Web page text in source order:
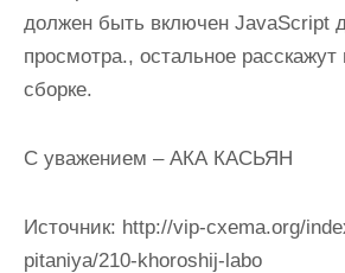
должен быть включен JavaScript
просмотра., остальное расскажут
сборке.
С уважением – АКА КАСЬЯН
Источник: http://vip-cxema.org/
pitaniya/210-khoroshij-labo